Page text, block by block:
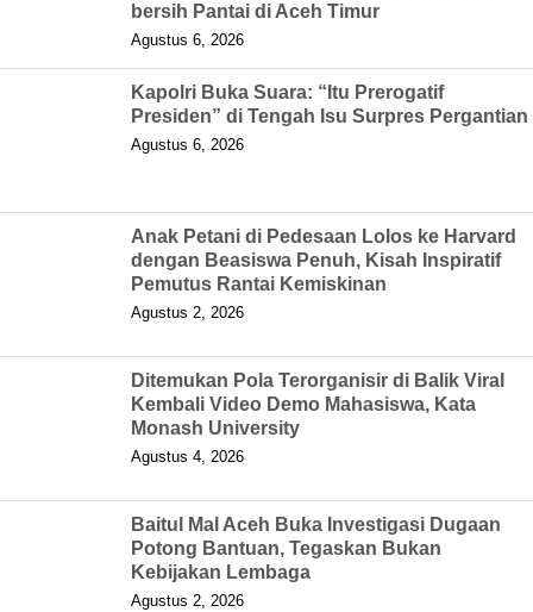
bersih Pantai di Aceh Timur
Agustus 6, 2026
Kapolri Buka Suara: “Itu Prerogatif
Presiden” di Tengah Isu Surpres Pergantian
Agustus 6, 2026
Anak Petani di Pedesaan Lolos ke Harvard
dengan Beasiswa Penuh, Kisah Inspiratif
Pemutus Rantai Kemiskinan
Agustus 2, 2026
Ditemukan Pola Terorganisir di Balik Viral
Kembali Video Demo Mahasiswa, Kata
Monash University
Agustus 4, 2026
Baitul Mal Aceh Buka Investigasi Dugaan
Potong Bantuan, Tegaskan Bukan
Kebijakan Lembaga
Agustus 2, 2026